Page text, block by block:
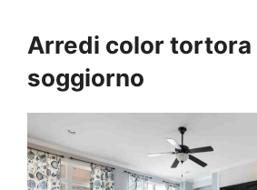
Arredi color tortora
soggiorno